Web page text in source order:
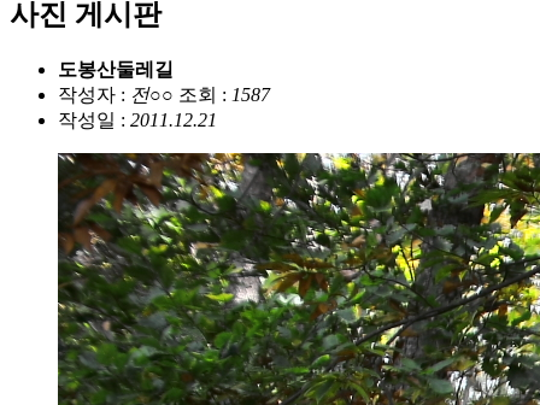
사진 게시판
도봉산둘레길
작성자 : 전○○ 조회 : 1587
작성일 : 2011.12.21